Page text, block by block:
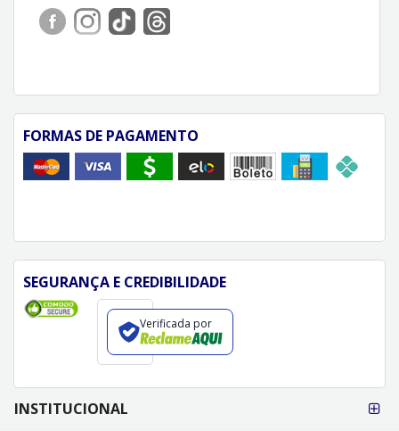
FORMAS DE PAGAMENTO
SEGURANÇA E CREDIBILIDADE
Verificada por
FORMAS DE
PAGAMENTO
INSTITUCIONAL